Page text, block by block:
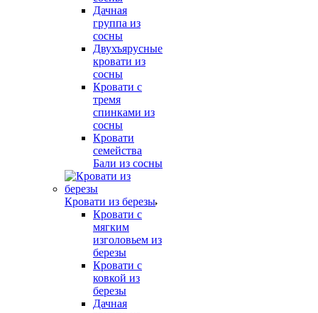
Дачная
группа из
сосны
Двухъярусные
кровати из
сосны
Кровати с
тремя
спинками из
сосны
Кровати
семейства
Бали из сосны
Кровати из березы
Кровати с
мягким
изголовьем из
березы
Кровати с
ковкой из
березы
Дачная